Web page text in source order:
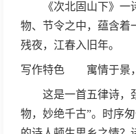
《次北固山下》一
物、节令之中，蕴含着
残夜，江春入旧年。
写作特色 寓情于景，
这是一首五律诗，颈
物，妙绝千古”。时序